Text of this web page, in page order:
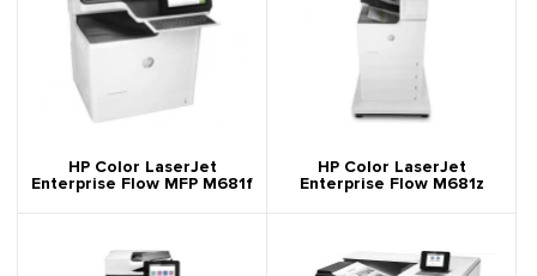
HP Color LaserJet
Enterprise Flow MFP M681f
HP Color LaserJet
Enterprise Flow M681z